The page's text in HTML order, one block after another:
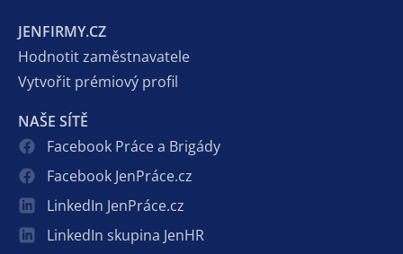
JENFIRMY.CZ
Hodnotit zaměstnavatele
Vytvořit prémiový profil
NAŠE SÍTĚ
Facebook Práce a Brigády
Facebook JenPráce.cz
LinkedIn JenPráce.cz
LinkedIn skupina JenHR